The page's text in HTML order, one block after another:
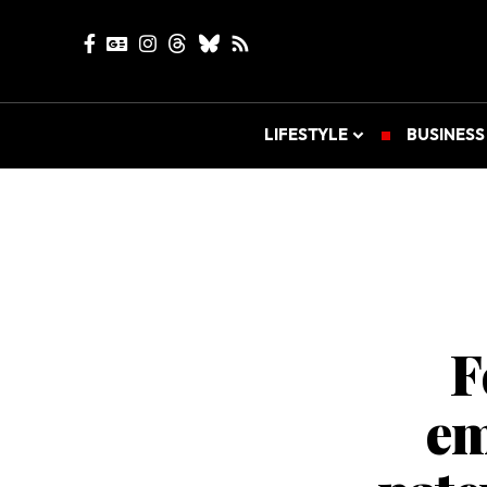
LIFESTYLE BUSINESS